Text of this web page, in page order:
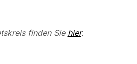
finden Sie hier.